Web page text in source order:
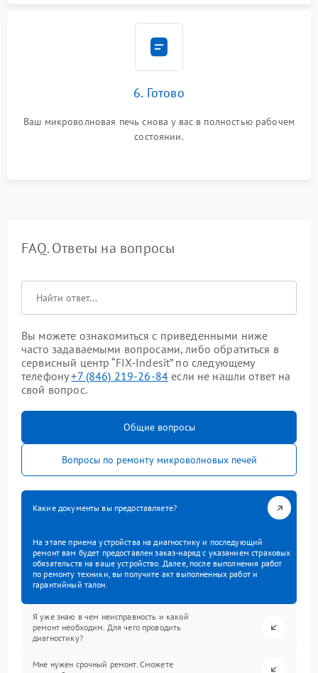
6. Готово
Ваш микроволновая печь снова у вас в полностью рабочем
состоянии.
FAQ. Ответы на вопросы
Вы можете ознакомиться с приведенными ниже
часто задаваемыми вопросами, либо обратиться в
сервисный центр “FIX-Indesit” по следующему
телефону+7 (846) 219-26-84 если не нашли ответ на
свой вопрос.
Общие вопросы
Вопросы по ремонту микроволновых печей
Какие документы вы предоставляете?
На этапе приема устройства на диагностику и последующий
ремонт вам будет предоставлен заказ-наряд с указанием страховых
обязательств на ваше устройство. Далее, после выполнения работ
по ремонту техники, вы получите акт выполненных работ и
гарантийный талон.
Я уже знаю в чем неисправность и какой
ремонт необходим. Для чего проводить
диагностику?
Мне нужен срочный ремонт. Сможете